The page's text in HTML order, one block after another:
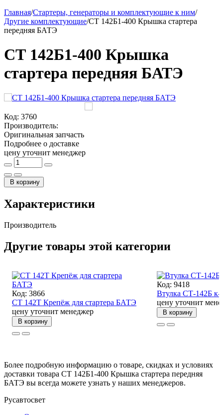
Главная/Стартеры, генераторы и комплектующие к ним/
Другие комплектующие/СТ 142Б1-400 Крышка стартера
передняя БАТЭ
СТ 142Б1-400 Крышка
стартера передняя БАТЭ
Код: 3760
Производитель:
Оригинальная запчасть
Подробнее о доставке
цену уточнит менеджер
В корзину
Характеристики
Производитель
Другие товары этой категории
Код: 3866
СТ 142Т Крепёж для стартера БАТЭ
цену уточнит менеджер
В корзину
Код: 9418
Втулка СТ-142Б к-
цену уточнит
В корзину
Более подробную информацию о товаре, скидках и условиях
доставки товара СТ 142Б1-400 Крышка стартера передняя
БАТЭ вы всегда можете узнать у наших менеджеров.
Русавтосвет